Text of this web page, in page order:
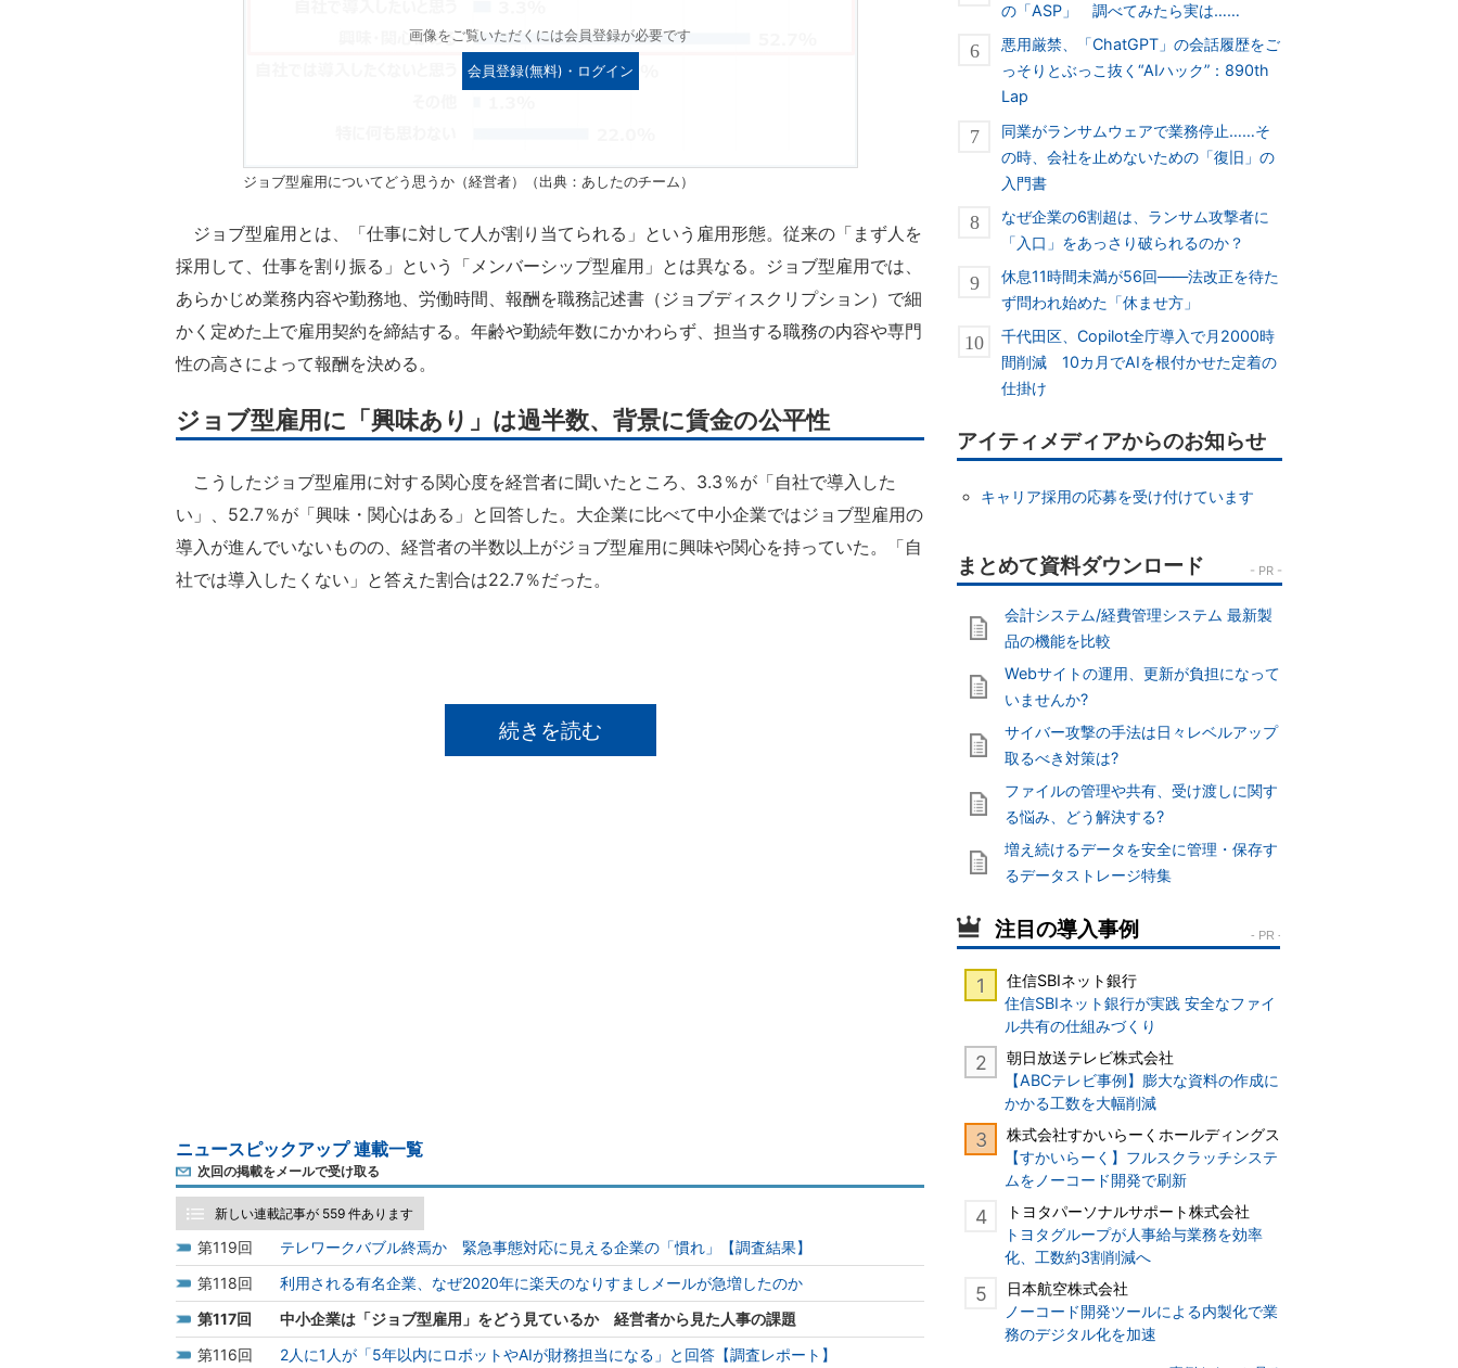
画像をご覧いただくには会員登録が必要です
会員登録(無料)・ログイン
ジョブ型雇用についてどう思うか（経営者）（出典：あしたのチーム）
ジョブ型雇用とは、「仕事に対して人が割り当てられる」という雇用形態。従来の「まず人を
採用して、仕事を割り振る」という「メンバーシップ型雇用」とは異なる。ジョブ型雇用では、
あらかじめ業務内容や勤務地、労働時間、報酬を職務記述書（ジョブディスクリプション）で細
かく定めた上で雇用契約を締結する。年齢や勤続年数にかかわらず、担当する職務の内容や専門
性の高さによって報酬を決める。
ジョブ型雇用に「興味あり」は過半数、背景に賃金の公平性
こうしたジョブ型雇用に対する関心度を経営者に聞いたところ、3.3％が「自社で導入した
い」、52.7％が「興味・関心はある」と回答した。大企業に比べて中小企業ではジョブ型雇用の
導入が進んでいないものの、経営者の半数以上がジョブ型雇用に興味や関心を持っていた。「自
社では導入したくない」と答えた割合は22.7％だった。
続きを読む
ニュースピックアップ 連載一覧
次回の掲載をメールで受け取る
新しい連載記事が 559 件あります
119
テレワークバブル終焉か 緊急事態対応に見える企業の「慣れ」【調査結果】
118
利用される有名企業、なぜ2020年に楽天のなりすましメールが急増したのか
117
中小企業は「ジョブ型雇用」をどう見ているか 経営者から見た人事の課題
116
2人に1人が「5年以内にロボットやAIが財務担当になる」と回答【調査レポート】
の「ASP」 調べてみたら実は……
悪用厳禁、「ChatGPT」の会話履歴をご
っそりとぶっこ抜く“AIハック”：890th
Lap
同業がランサムウェアで業務停止……そ
の時、会社を止めないための「復旧」の
入門書
なぜ企業の6割超は、ランサム攻撃者に
「入口」をあっさり破られるのか？
休息11時間未満が56回――法改正を待た
ず問われ始めた「休ませ方」
千代田区、Copilot全庁導入で月2000時
間削減 10カ月でAIを根付かせた定着の
仕掛け
アイティメディアからのお知らせ
キャリア採用の応募を受け付けています
会計システム/経費管理システム 最新製
品の機能を比較
Webサイトの運用、更新が負担になって
いませんか?
サイバー攻撃の手法は日々レベルアップ
取るべき対策は?
ファイルの管理や共有、受け渡しに関す
る悩み、どう解決する?
増え続けるデータを安全に管理・保存す
るデータストレージ特集